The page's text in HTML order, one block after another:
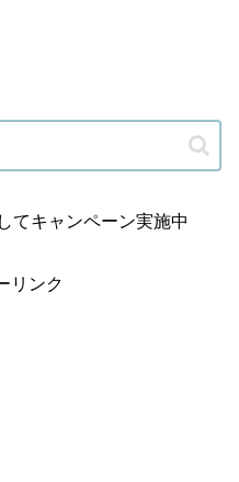
てキャンペーン実施中
リンク